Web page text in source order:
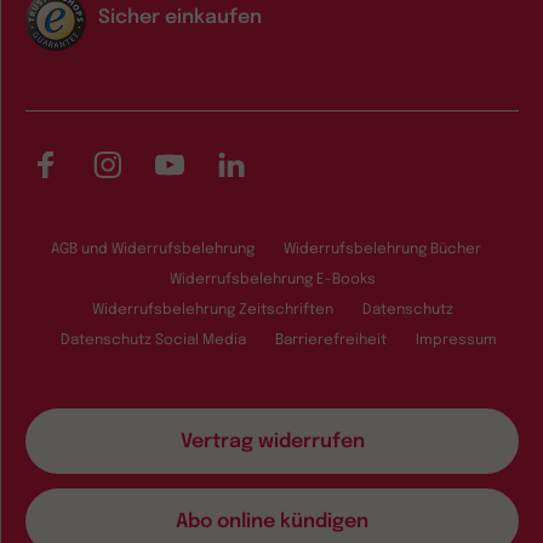
Sicher einkaufen
FacebookInstagramYouTubeLinkedIn
AGB und Widerrufsbelehrung Widerrufsbelehrung Bücher
Widerrufsbelehrung E-Books
Widerrufsbelehrung Zeitschriften Datenschutz
Datenschutz Social Media Barrierefreiheit Impressum
Vertrag widerrufen
Abo online kündigen